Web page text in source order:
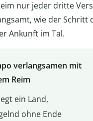
nur jeder dritte
wie der Schritt
Ankunft im Tal.
verlangsamen mit
Reim
ein Land,
ohne Ende